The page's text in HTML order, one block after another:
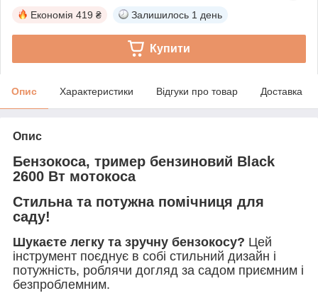
Економія 419 ₴ Залишилось 1 день
Купити
Опис Характеристики Відгуки про товар Доставка
Опис
Бензокоса, тример бензиновий Black
2600 Вт мотокоса
Стильна та потужна помічниця для
саду!
Шукаєте легку та зручну бензокосу? Цей
інструмент поєднує в собі стильний дизайн і
потужність, роблячи догляд за садом приємним і
безпроблемним.